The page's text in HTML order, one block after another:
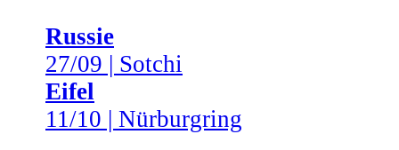
Russie
27/09 | Sotchi
Eifel
11/10 | Nürburgring